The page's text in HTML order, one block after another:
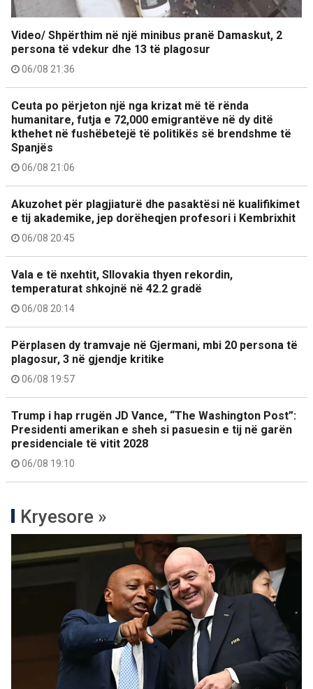
Video/ Shpërthim në një minibus pranë Damaskut, 2
persona të vdekur dhe 13 të plagosur
06/08 21:36
Ceuta po përjeton një nga krizat më të rënda
humanitare, futja e 72,000 emigrantëve në dy ditë
kthehet në fushëbetejë të politikës së brendshme të
Spanjës
06/08 21:06
Akuzohet për plagjiaturë dhe pasaktësi në kualifikimet
e tij akademike, jep dorëheqjen profesori i Kembrixhit
06/08 20:45
Vala e të nxehtit, Sllovakia thyen rekordin,
temperaturat shkojnë në 42.2 gradë
06/08 20:14
Përplasen dy tramvaje në Gjermani, mbi 20 persona të
plagosur, 3 në gjendje kritike
06/08 19:57
Trump i hap rrugën JD Vance, “The Washington Post”:
Presidenti amerikan e sheh si pasuesin e tij në garën
presidenciale të vitit 2028
06/08 19:10
Kryesore »